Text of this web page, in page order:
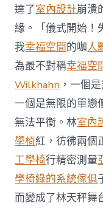
達了室內設計崩潰
緣。「儀式開始！
我幸福空間的咖人
為最不對稱幸福空
Wilkhahn ，一個
一個是無限的單戀
無法平衡。林室內
學椅紅，彷彿兩個
工學椅行精密測量
學椅綠的系統傢俱
而變成了林天秤舞